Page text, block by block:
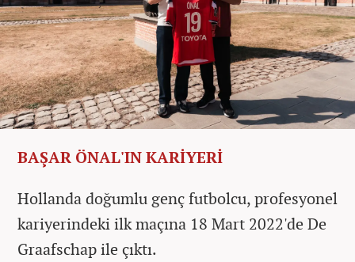
BAŞAR ÖNAL'IN KARİYERİ
Hollanda doğumlu genç futbolcu, profesyonel
kariyerindeki ilk maçına 18 Mart 2022'de De
Graafschap ile çıktı.